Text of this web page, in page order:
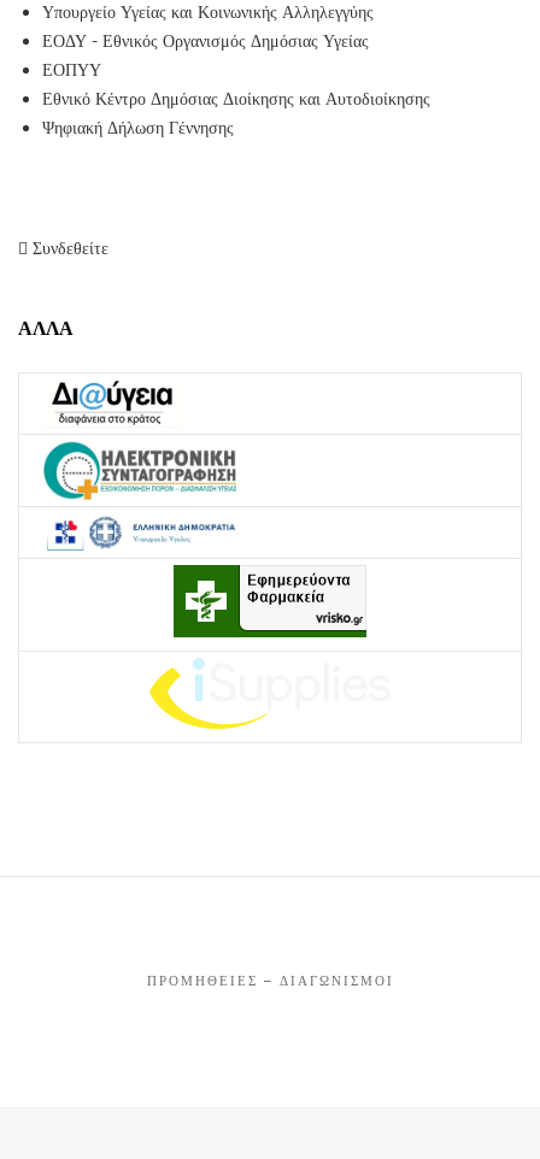
Υπουργείο Υγείας και Κοινωνικής Αλληλεγγύης
ΕΟΔΥ - Εθνικός Οργανισμός Δημόσιας Υγείας
ΕΟΠΥΥ
Εθνικό Κέντρο Δημόσιας Διοίκησης και Αυτοδιοίκησης
Ψηφιακή Δήλωση Γέννησης
Συνδεθείτε
ΑΛΛΑ
ΠΡΟΜΉΘΕΙΕΣ – ΔΙΑΓΩΝΙΣΜΟΊ